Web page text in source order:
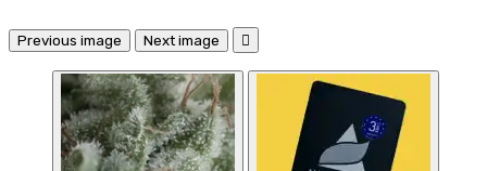
Previous image Next image 